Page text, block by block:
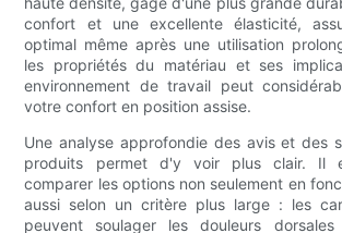
confort et une excellente élasticité,
optimal même après une utilisation
les propriétés du matériau et ses
environnement de travail peut
votre confort en position assise.
Une analyse approfondie des avis et des
produits permet d'y voir plus clair. Il
comparer les options non seulement en
aussi selon un critère plus large : les
peuvent soulager les douleurs